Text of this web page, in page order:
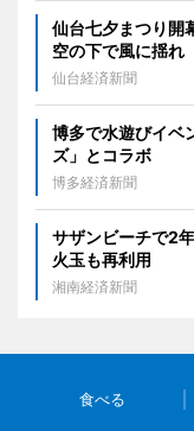
仙台七夕まつり
空の下で風に揺れ
仙台経済新聞
博多で水遊びイ
ズ」とコラボ
博多経済新聞
サザンビーチで2
火玉も再利用
湘南経済新聞
食べる